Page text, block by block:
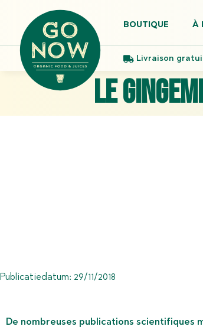
BOUTIQUE À
Livraison
Le
Publicatiedatum: 29/11/2018
De nombreuses publications scientifiques